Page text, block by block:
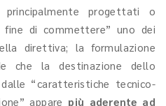
progettati o
di commettere” uno dei
direttiva; la formulazione
che la destinazione dello
“caratteristiche tecnico-
appare più aderente ad